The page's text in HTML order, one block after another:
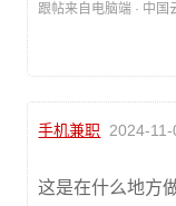
跟帖来自电脑端 · 中国
手机兼职 2024-
这是在什么地方